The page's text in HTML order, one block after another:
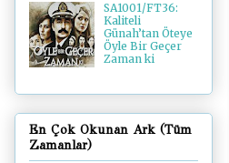
SA1001/FT36:
Kaliteli
Günah’tan Öteye
Öyle Bir Geçer
Zaman ki
En Çok Okunan Ark (Tüm
Zamanlar)